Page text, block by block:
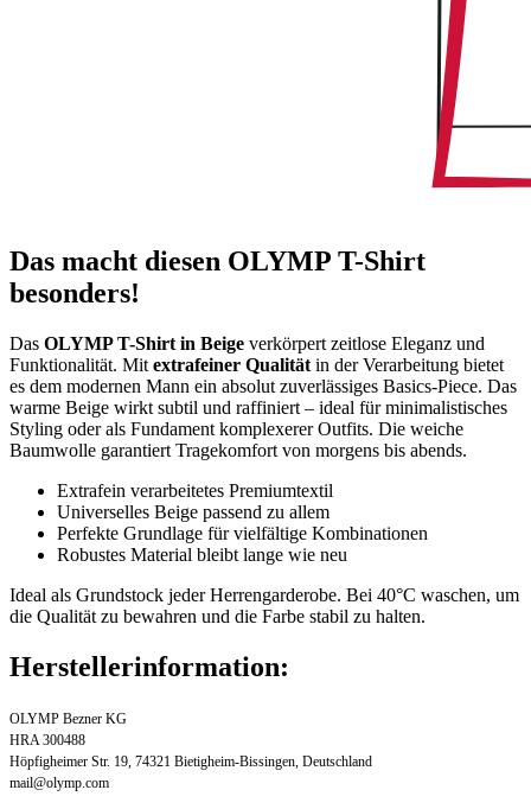
Das macht diesen OLYMP T-Shirt
besonders!
Das OLYMP T-Shirt in Beige verkörpert zeitlose Eleganz und
Funktionalität. Mit extrafeiner Qualität in der Verarbeitung bietet
es dem modernen Mann ein absolut zuverlässiges Basics-Piece. Das
warme Beige wirkt subtil und raffiniert – ideal für minimalistisches
Styling oder als Fundament komplexerer Outfits. Die weiche
Baumwolle garantiert Tragekomfort von morgens bis abends.
Extrafein verarbeitetes Premiumtextil
Universelles Beige passend zu allem
Perfekte Grundlage für vielfältige Kombinationen
Robustes Material bleibt lange wie neu
Ideal als Grundstock jeder Herrengarderobe. Bei 40°C waschen, um
die Qualität zu bewahren und die Farbe stabil zu halten.
Herstellerinformation:
OLYMP Bezner KG
HRA 300488
Höpfigheimer Str. 19, 74321 Bietigheim-Bissingen, Deutschland
mail@olymp.com